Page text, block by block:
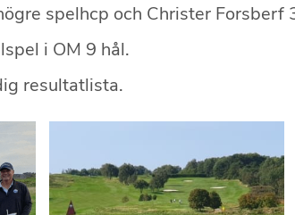
spelhcp och Christer Forsberf
i OM 9 hål.
resultatlista.